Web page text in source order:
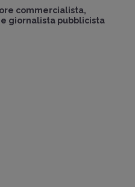
commercialista,
giornalista pubblicista